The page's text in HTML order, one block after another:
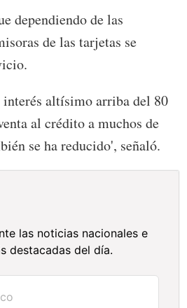
dependiendo de las
de las tarjetas se
interés altísimo arriba del 80
al crédito a muchos de
se ha reducido', señaló.
las noticias nacionales e
destacadas del día.